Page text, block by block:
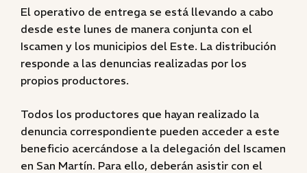
El operativo de entrega se está llevando a cabo
desde este lunes de manera conjunta con el
Iscamen y los municipios del Este. La distribución
responde a las denuncias realizadas por los
propios productores.
Todos los productores que hayan realizado la
denuncia correspondiente pueden acceder a este
beneficio acercándose a la delegación del Iscamen
en San Martín. Para ello, deberán asistir con el